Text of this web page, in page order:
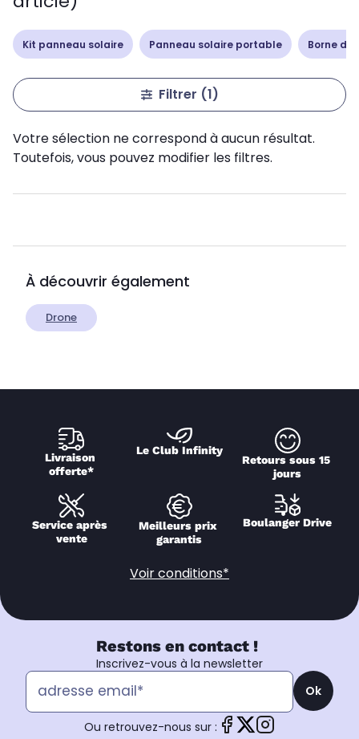
Kit panneau solaire Panneau solaire portable Borne
Filtrer (1)
Votre sélection ne correspond à aucun résultat.
Toutefois, vous pouvez modifier les filtres.
À découvrir également
Drone
Livraison
offerte*
Le Club Infinity
Retours sous 15
jours
Service après
vente
Meilleurs prix
garantis
Boulanger Drive
Voir conditions*
Restons en contact !
Inscrivez-vous à la newsletter
Ok
Ou retrouvez-nous sur :